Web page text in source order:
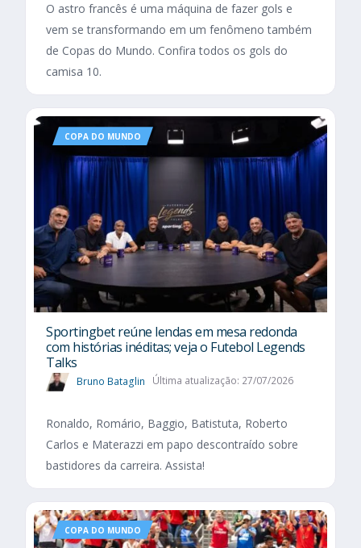
O astro francês é uma máquina de fazer gols e
vem se transformando em um fenômeno também
de Copas do Mundo. Confira todos os gols do
camisa 10.
COPA DO MUNDO
Sportingbet reúne lendas em mesa redonda
com histórias inéditas; veja o Futebol Legends
Talks
Bruno Bataglin Última atualização: 27/07/2026
Ronaldo, Romário, Baggio, Batistuta, Roberto
Carlos e Materazzi em papo descontraído sobre
bastidores da carreira. Assista!
COPA DO MUNDO